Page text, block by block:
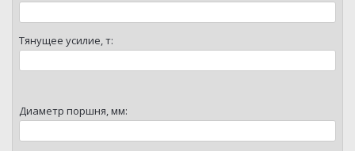
Тянущее усилие, т:
Диаметр поршня, мм: